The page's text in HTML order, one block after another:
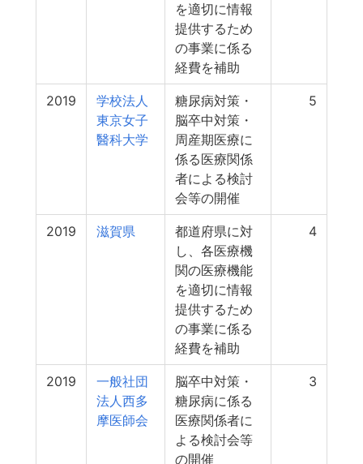
を適切に情報
提供するため
の事業に係る
経費を補助
2019
学校法人
東京女子
醫科大学
糖尿病対策・
脳卒中対策・
周産期医療に
係る医療関係
者による検討
会等の開催
5
2019 滋賀県
都道府県に対
し、各医療機
関の医療機能
を適切に情報
提供するため
の事業に係る
経費を補助
4
2019
一般社団
法人西多
摩医師会
脳卒中対策・
糖尿病に係る
医療関係者に
よる検討会等
の開催
3